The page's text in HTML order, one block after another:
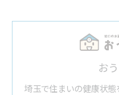
お
埼玉で住まいの健康状